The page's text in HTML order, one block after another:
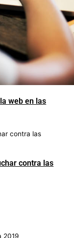
web en las
contra las